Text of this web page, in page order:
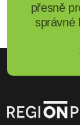
přesně
správné